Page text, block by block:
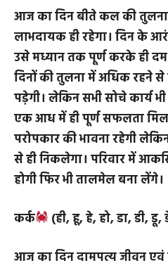
मिथुन (का, की, कू, घ, ङ, छ,
आज का दिन बीते कल की तुलना
लाभदायक ही रहेगा। दिन के
उसे मध्यान तक पूर्ण करके ही
दिनों की तुलना में अधिक रहने से
पड़ेगी। लेकिन सभी सोचे कार्य
एक आध में ही पूर्ण सफलता मिल
परोपकार की भावना रहेगी
से ही निकलेगा। परिवार में
होगी फिर भी तालमेल बना लेंगे।